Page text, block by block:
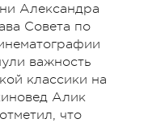
Александра
Совета по
важность
классики на
Алик
что